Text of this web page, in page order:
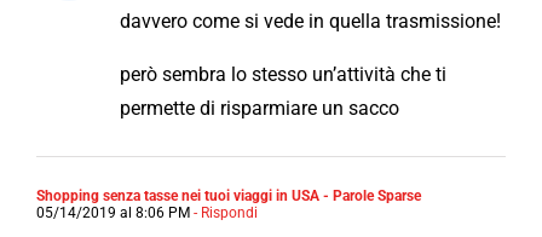
davvero come si vede in quella trasmissione!
però sembra lo stesso un’attività che ti
permette di risparmiare un sacco
Shopping senza tasse nei tuoi viaggi in USA - Parole Sparse
05/14/2019 al 8:06 PM - Rispondi